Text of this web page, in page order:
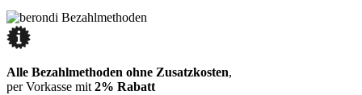
Alle Bezahlmethoden ohne Zusatzkosten,
per Vorkasse mit 2% Rabatt